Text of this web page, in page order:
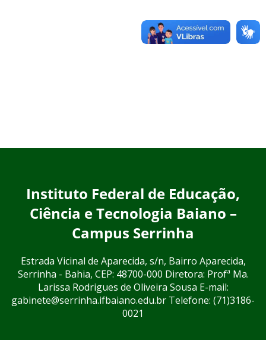
Instituto Federal de Educação,
Ciência e Tecnologia Baiano –
Campus Serrinha
Estrada Vicinal de Aparecida, s/n, Bairro Aparecida,
Serrinha - Bahia, CEP: 48700-000 Diretora: Profª Ma.
Larissa Rodrigues de Oliveira Sousa E-mail:
gabinete@serrinha.ifbaiano.edu.br Telefone: (71)3186-
0021